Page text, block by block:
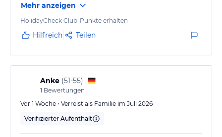
Mehr anzeigen
HolidayCheck Club-Punkte erhalten
Hilfreich Teilen
Anke (51-55)
1 Bewertungen
Vor 1 Woche • Verreist als Familie im Juli 2026
Verifizierter Aufenthalt